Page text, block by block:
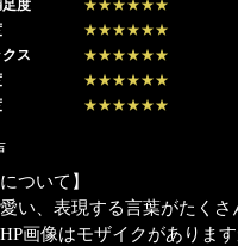
の対応】
をして頂きありがとうござ
チで全国のmの方はぜひご
があれば使わせて頂きたいと
度
★★★★★★
★★★★★★
ス
★★★★★★
★★★★★★
★★★★★★
ついて】
い、表現する言葉がたく
画像はモザイクがありま